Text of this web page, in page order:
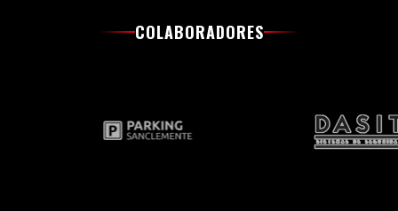
COLABORADORES